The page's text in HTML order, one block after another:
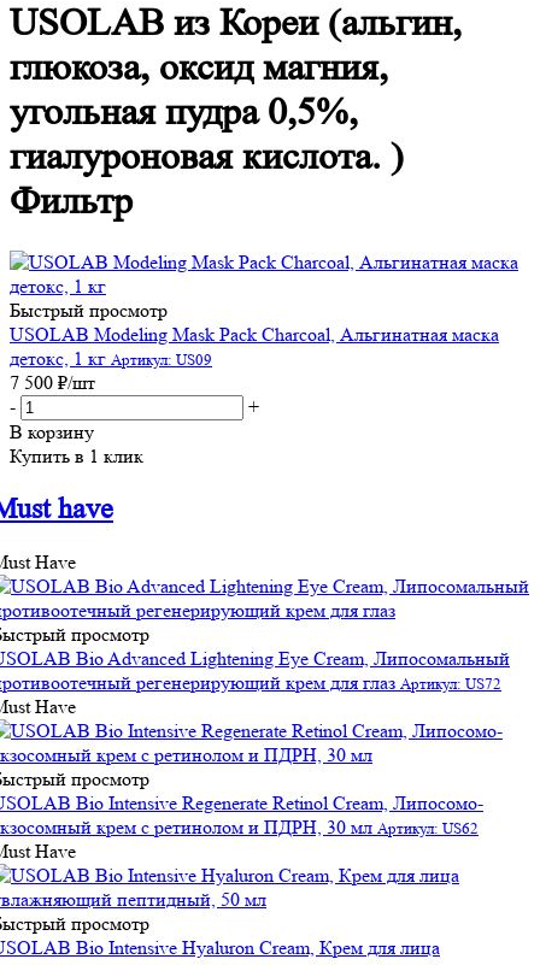
USOLAB из Кореи (альгин,
глюкоза, оксид магния,
угольная пудра 0,5%,
гиалуроновая кислота. )
Фильтр
Быстрый просмотр
USOLAB Modeling Mask Pack Charcoal, Альгинатная маска
детокс, 1 кг Артикул: US09
7 500 ₽/шт
-
+
В корзину
Купить в 1 клик
have
Have
просмотр
Bio Advanced Lightening Eye Cream, Липосомальный
регенерирующий крем для глаз Артикул: US72
Have
просмотр
Bio Intensive Regenerate Retinol Cream, Липосомо-
крем с ретинолом и ПДРН, 30 мл Артикул: US62
Have
просмотр
Bio Intensive Hyaluron Cream, Крем для лица